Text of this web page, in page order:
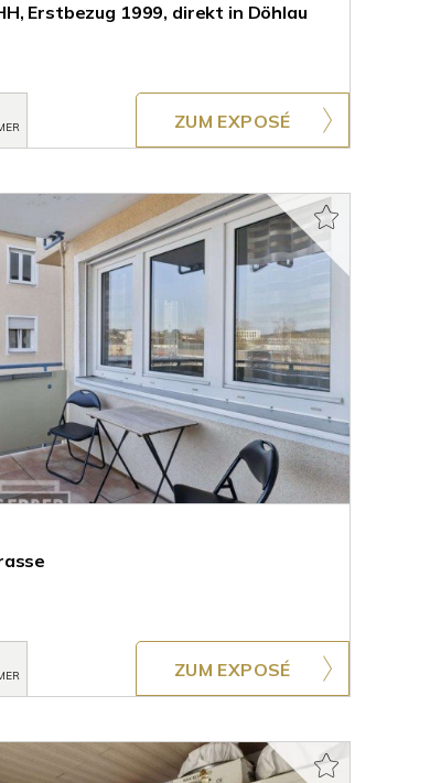
Erstbezug 1999, direkt in Döhlau
ZUM EXPOSÉ
ZUM EXPOSÉ